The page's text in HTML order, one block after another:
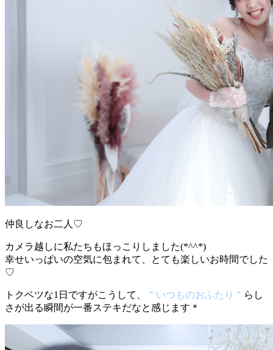
仲良しなお二人♡
カメラ越しに私たちもほっこりしました(*^^*)
幸せいっぱいの空気に包まれて、とても楽しいお時間でした
♡
トクベツな1日ですがこうして、 ＂いつものおふたり＂ らし
さが出る瞬間が一番ステキだなと感じます＊